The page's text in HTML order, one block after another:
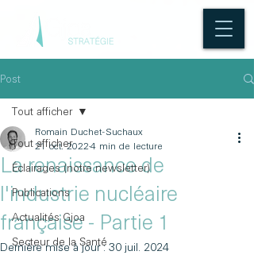
Post
Tout afficher
Éclairages (notre newsletter)
Publications
Actualités Gjoa
Secteur de la Santé
Tout afficher
La renaissance de
l'industrie nucléaire
française - Partie 1
Romain Duchet-Suchaux
21 oct. 20224 min de lecture
Dernière mise à jour :30 juil. 2024